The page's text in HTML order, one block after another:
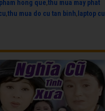
hong que,thu mua may phat
,thu mua do cu tan binh, laptop cu